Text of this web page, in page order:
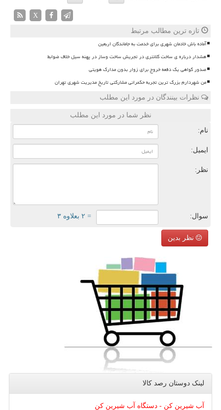
X
تازه ترین مطالب مرتبط
آماده باش خادمان شهری برای خدمت به جاماندگان اربعین
هشدار درباره ی ساخت کلانتری در تجریش ساخت وساز در پهنه سیل خلاف ضوابط
صدور گواهی یک دفعه خروج برای زوار بدون مدارک هویتی
من شهردارم بزرگ ترین تجربه حکمرانی مشارکتی تاریخ مدیریت شهری تهران
نظرات بینندگان در مورد این مطلب
نظر شما در مورد این مطلب
نام:
ایمیل:
نظر:
سوال: = ۲ بعلاوه ۳
نظر بدین
لینک دوستان رصد كالا
آب شیرین کن - دستگاه آب شیرین کن